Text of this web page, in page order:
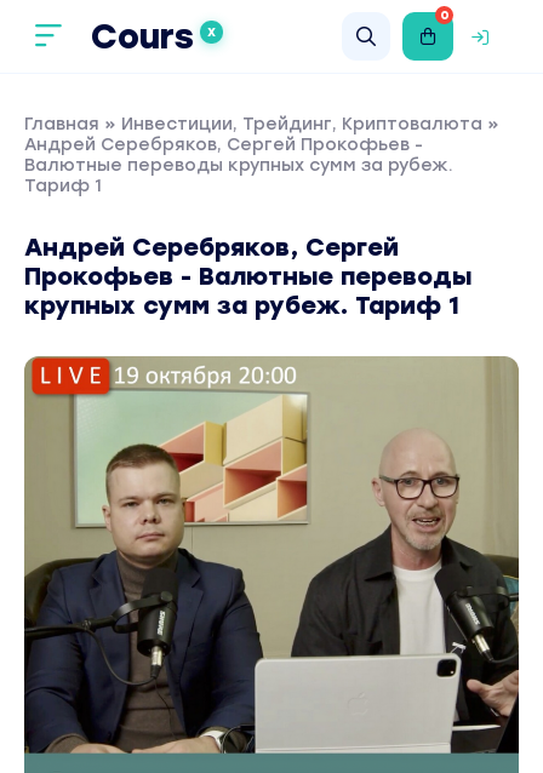
Cours X
0
Главная » Инвестиции, Трейдинг, Криптовалюта »
Андрей Серебряков, Сергей Прокофьев -
Валютные переводы крупных сумм за рубеж.
Тариф 1
Андрей Серебряков, Сергей
Прокофьев - Валютные переводы
крупных сумм за рубеж. Тариф 1